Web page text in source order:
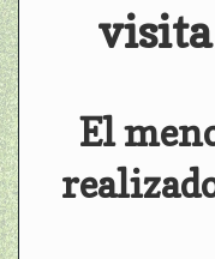
visita
El